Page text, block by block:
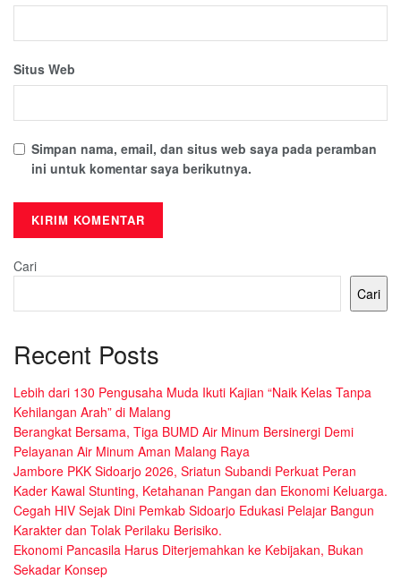
Situs Web
Simpan nama, email, dan situs web saya pada peramban
ini untuk komentar saya berikutnya.
Cari
Cari
Recent Posts
Lebih dari 130 Pengusaha Muda Ikuti Kajian “Naik Kelas Tanpa
Kehilangan Arah” di Malang
Berangkat Bersama, Tiga BUMD Air Minum Bersinergi Demi
Pelayanan Air Minum Aman Malang Raya
Jambore PKK Sidoarjo 2026, Sriatun Subandi Perkuat Peran
Kader Kawal Stunting, Ketahanan Pangan dan Ekonomi Keluarga.
Cegah HIV Sejak Dini Pemkab Sidoarjo Edukasi Pelajar Bangun
Karakter dan Tolak Perilaku Berisiko.
Ekonomi Pancasila Harus Diterjemahkan ke Kebijakan, Bukan
Sekadar Konsep